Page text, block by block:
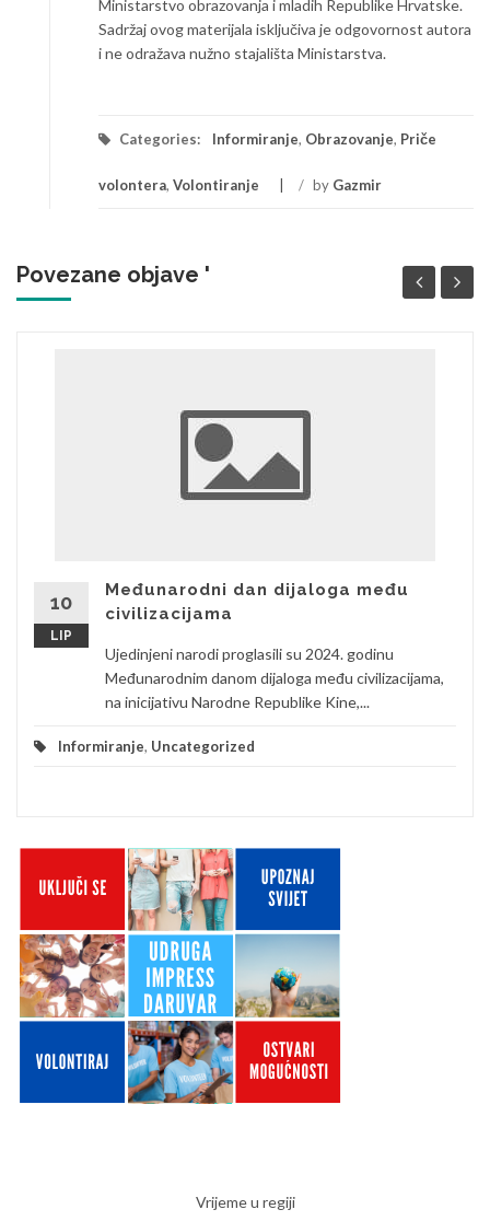
Ministarstvo obrazovanja i mladih Republike Hrvatske.
Sadržaj ovog materijala isključiva je odgovornost autora
i ne odražava nužno stajališta Ministarstva.
Categories: Informiranje, Obrazovanje, Priče
volontera, Volontiranje / by Gazmir
Povezane objave '
10
LIP
Međunarodni dan dijaloga među
civilizacijama
Ujedinjeni narodi proglasili su 2024. godinu
Međunarodnim danom dijaloga među civilizacijama,
na inicijativu Narodne Republike Kine,...
Informiranje, Uncategorized
Vrijeme u regiji